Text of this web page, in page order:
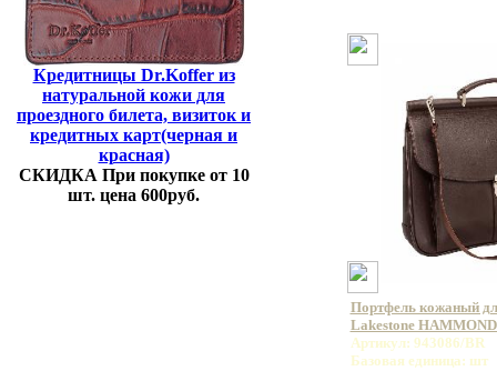
Кредитницы Dr.Koffer из
натуральной кожи для
проездного билета, визиток и
кредитных карт(черная и
красная)
СКИДКА При покупке от 10
шт. цена 600руб.
Портфель кожаный
Lakestone
Артикул: 943086/BR
Базовая единица: шт